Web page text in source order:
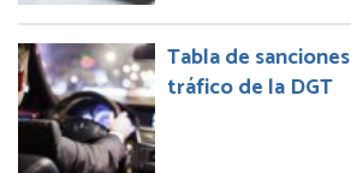
Tabla de
tráfico de la DGT